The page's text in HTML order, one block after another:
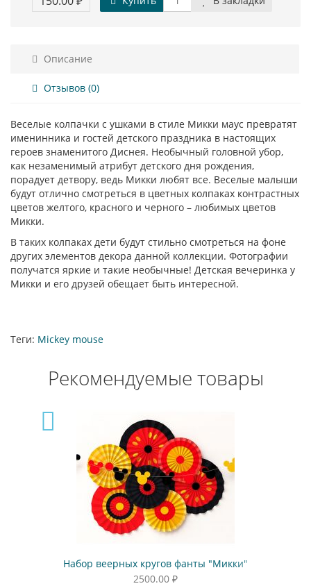
Описание
Отзывов (0)
Веселые колпачки с ушками в стиле Микки маус превратят
именинника и гостей детского праздника в настоящих
героев знаменитого Диснея. Необычный головной убор,
как незаменимый атрибут детского дня рождения,
порадует детвору, ведь Микки любят все. Веселые малыши
будут отлично смотреться в цветных колпаках контрастных
цветов желтого, красного и черного – любимых цветов
Микки.
В таких колпаках дети будут стильно смотреться на фоне
других элементов декора данной коллекции. Фотографии
получатся яркие и такие необычные! Детская вечеринка у
Микки и его друзей обещает быть интересной.
Теги: Mickey mouse
Рекомендуемые товары
Набор веерных кругов фанты "Микки"
2500.00 ₽